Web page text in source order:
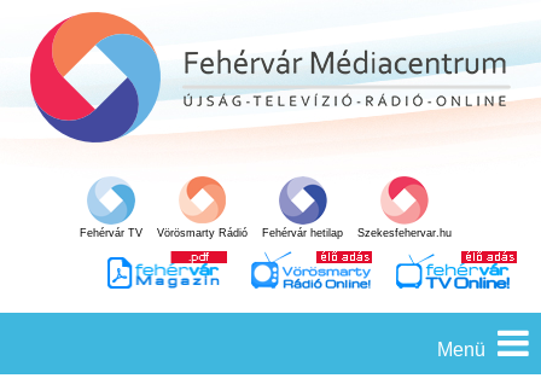
Fehérvár TV Vörösmarty Rádió Fehérvár hetilap Szekesfehervar.hu
Menü